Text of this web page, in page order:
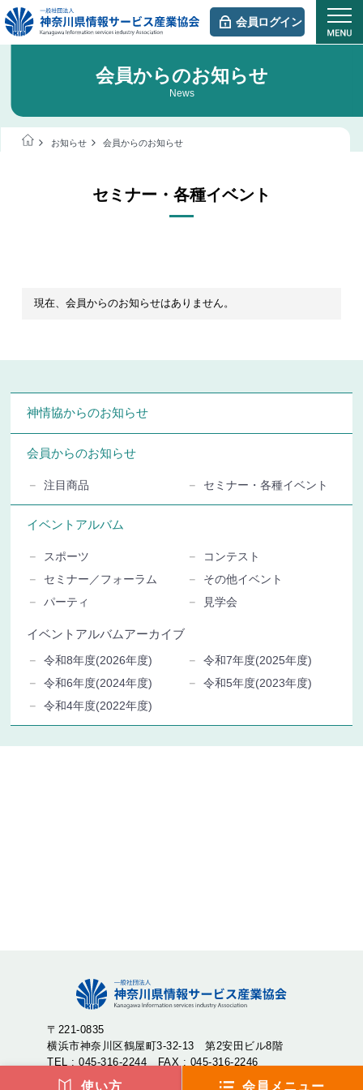
会員ログイン
会員からのお知らせ
News
お知らせ 会員からのお知らせ
セミナー・各種イベント
現在、会員からのお知らせはありません。
神情協からのお知らせ
会員からのお知らせ
注目商品 セミナー・各種イベント
イベントアルバム
スポーツ
コンテスト
セミナー／フォーラム
その他イベント
パーティ
見学会
イベントアルバムアーカイブ
令和8年度(2026年度)
令和7年度(2025年度)
令和6年度(2024年度)
令和5年度(2023年度)
令和4年度(2022年度)
〒221-0835
横浜市神奈川区鶴屋町3-32-13 第2安田ビル8階
TEL : 045-316-2244 FAX : 045-316-2246
使い方 会員メニュー